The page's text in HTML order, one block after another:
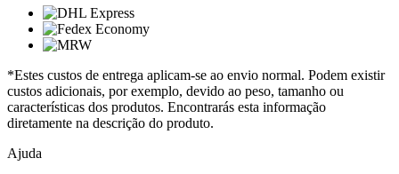
*Estes custos de entrega aplicam-se ao envio normal. Podem existir
custos adicionais, por exemplo, devido ao peso, tamanho ou
características dos produtos. Encontrarás esta informação
diretamente na descrição do produto.
Ajuda